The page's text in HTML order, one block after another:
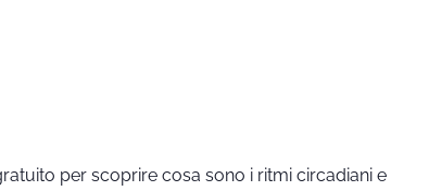
per scoprire cosa sono i ritmi circadiani e